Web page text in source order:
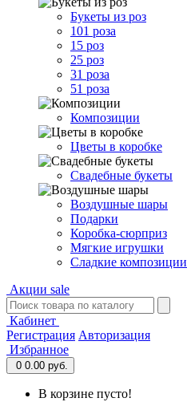
Букеты из роз
101 роза
15 роз
25 роз
31 роза
51 роза
Композиции
Цветы в коробке
Свадебные букеты
Воздушные шары
Подарки
Коробка-сюрприз
Мягкие игрушки
Сладкие композиции
Акции sale
Кабинет
Регистрация Авторизация
Избранное
0 0.00 руб.
В корзине пусто!